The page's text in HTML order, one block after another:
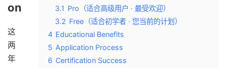
3.1 Pro（适合高级用户 · 最受欢迎）
3.2 Free（适合初学者 · 您当前的计划）
4 Educational Benefits
5 Application Process
6 Certification Success
on
这
两
年